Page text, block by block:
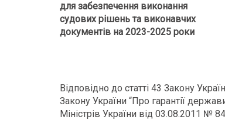
для забезпечення виконання
судових рішень та виконавчих
документів на 2023-2025 роки
Відповідно до статті 43 Закону
Закону України “Про гарантії
Міністрів України від 03.08.2011 №